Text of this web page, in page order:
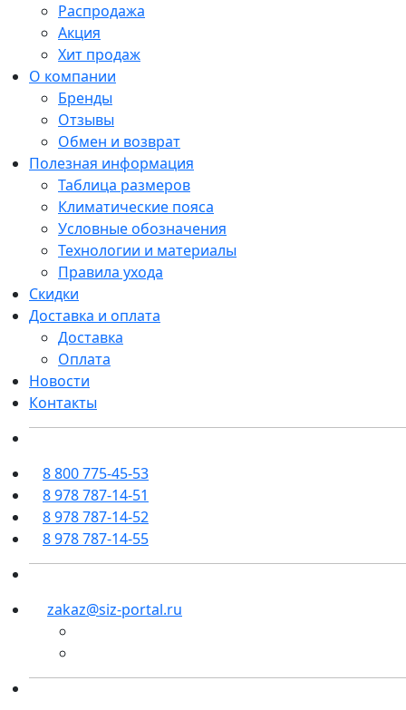
Распродажа
Акция
Хит продаж
О компании
Бренды
Отзывы
Обмен и возврат
Полезная информация
Таблица размеров
Климатические пояса
Условные обозначения
Технологии и материалы
Правила ухода
Скидки
Доставка и оплата
Доставка
Оплата
Новости
Контакты
8 800 775-45-53
8 978 787-14-51
8 978 787-14-52
8 978 787-14-55
zakaz@siz-portal.ru